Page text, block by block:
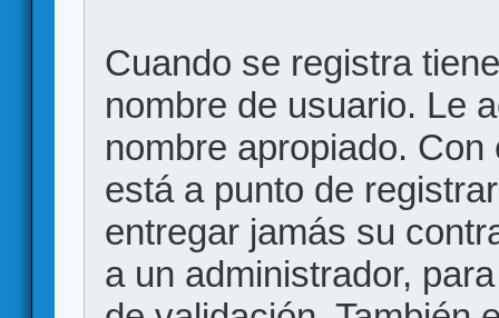
Cuando se registra
nombre de usuario. Le
nombre apropiado.
está a punto de
entregar jamás su
a un administrador,